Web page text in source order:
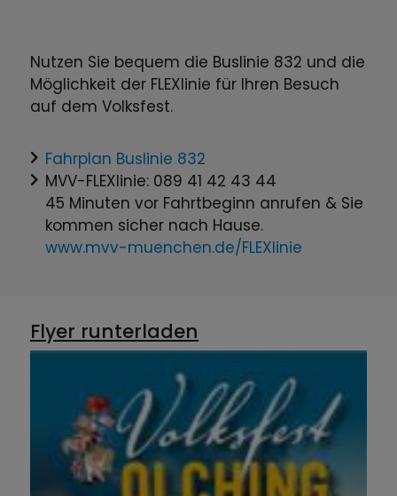
Nutzen Sie bequem die Buslinie 832 und die
Möglichkeit der FLEXlinie für Ihren Besuch
auf dem Volksfest.
Fahrplan Buslinie 832
MVV-FLEXlinie: 089 41 42 43 44
45 Minuten vor Fahrtbeginn anrufen & Sie
kommen sicher nach Hause.
www.mvv-muenchen.de/FLEXlinie
Flyer runterladen